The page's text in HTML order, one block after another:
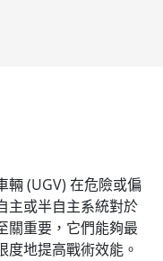
輛 (UGV) 在危險或偏
主或半自主系統對於
關重要，它們能夠最
度地提高戰術效能。